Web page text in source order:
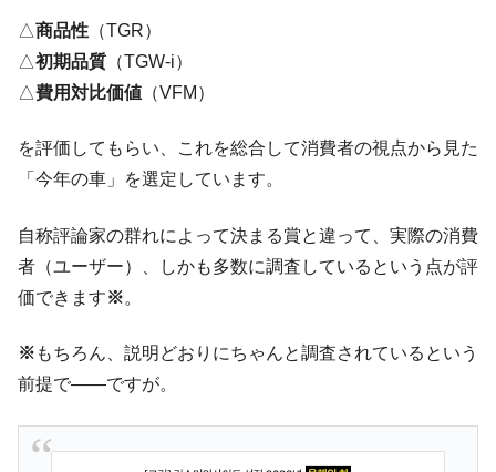
『Money1』
韓国半導体『SKハイニックス』2026年2Qの
業績「史上最高益」当期純利益は前年同期比13.4倍に。
『Money1』
韓国･加徳島新国際空港「またも暗礁」の危
『Money1』
【速報】韓国株式市場の暴落・本日07月29
日(水)もサイドカー・サーキットブレイカーの二段コンボ
『Money1』
IT産業は人を雇用する効果は低い。全産業の
半分未満しか雇用を生まない
『Money1』
『Money1』
韓国「2026年1Q 資金循環統計」面白い結果
に。
『Money1』
韓国化学企業最大手『ロッテケミカル』純
借入金が約8兆。信用格付け「ネガティブ」にダウン
△商品性 （TGR）
△初期品質 （TGW-i）
△費用対比価値 （VFM）
を評価してもらい、これを総合して消費者の視点から見た
「今年の車」を選定しています。
自称評論家の群れによって決まる賞と違って、実際の消費
者（ユーザー）、しかも多数に調査しているという点が評
価できます※。
※ もちろん、説明どおりにちゃんと調査されているという
前提で――ですが。